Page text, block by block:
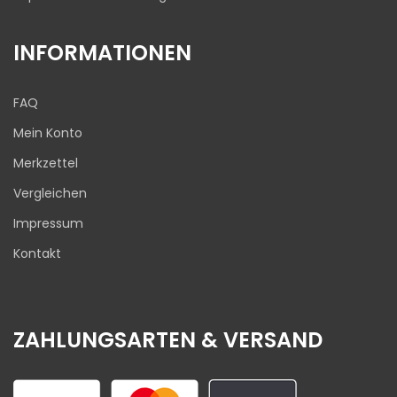
INFORMATIONEN
FAQ
Mein Konto
Merkzettel
Vergleichen
Impressum
Kontakt
ZAHLUNGSARTEN & VERSAND